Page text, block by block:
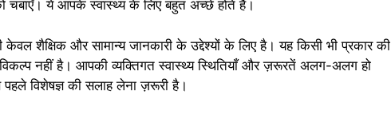
चबाएँ। ये आपके स्वास्थ्य के लिए बहुत अच्छे होते हैं।
शैक्षिक और सामान्य जानकारी के उद्देश्यों के लिए है। यह किसी भी प्रकार की
विकल्प नहीं है। आपकी व्यक्तिगत स्वास्थ्य स्थितियाँ और ज़रूरतें अलग-अलग हो
विशेषज्ञ की सलाह लेना ज़रूरी है।